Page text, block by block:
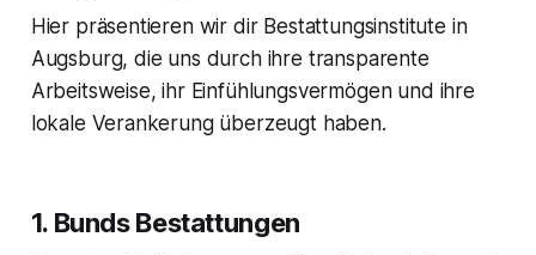
Hier präsentieren wir dir Bestattungsinstitute in
Augsburg, die uns durch ihre transparente
Arbeitsweise, ihr Einfühlungsvermögen und ihre
lokale Verankerung überzeugt haben.
1. Bunds Bestattungen